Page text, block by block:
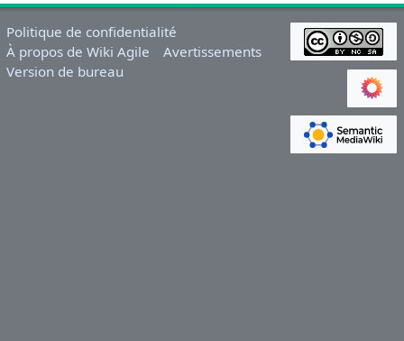
Politique de confidentialité
À propos de Wiki Agile
Avertissements
Version de bureau